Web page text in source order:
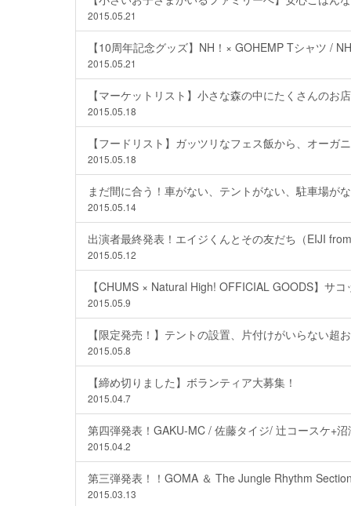
2015.05.21
【10周年記念グッズ】NH！× GOHEMP Tシャツ /
2015.05.21
【マーケットリスト】小さな森の中にたくさんのお
2015.05.18
【フードリスト】ガッツリなフェス飯から、オーガ
2015.05.18
まだ間に合う！車がない、テントがない、駐車場が
2015.05.14
出演者最終発表！エイジくんとその友だち（EIJI
2015.05.12
【CHUMS × Natural High! OFFICIAL GOODS】サ
2015.05.9
【限定発売！】テントの設置、片付けがいらない超
2015.05.8
【締め切りました】ボランティア大募集！
2015.04.7
第四弾発表！GAKU-MC / 佐藤タイジ/ 辻コースケ+
2015.04.2
第三弾発表！！GOMA ＆ The Jungle Rhythm
2015.03.13